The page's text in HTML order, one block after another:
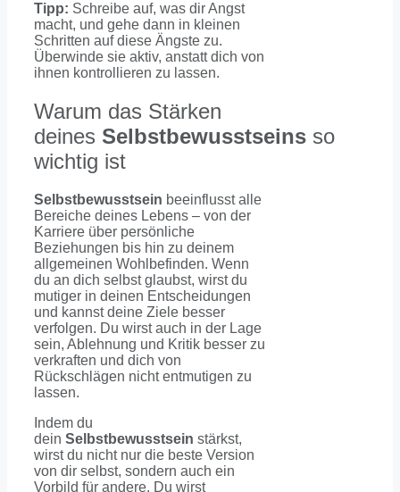
Tipp: Schreibe auf, was dir Angst
macht, und gehe dann in kleinen
Schritten auf diese Ängste zu.
Überwinde sie aktiv, anstatt dich von
ihnen kontrollieren zu lassen.
Warum das Stärken
deines Selbstbewusstseins so
wichtig ist
Selbstbewusstsein beeinflusst alle
Bereiche deines Lebens – von der
Karriere über persönliche
Beziehungen bis hin zu deinem
allgemeinen Wohlbefinden. Wenn
du an dich selbst glaubst, wirst du
mutiger in deinen Entscheidungen
und kannst deine Ziele besser
verfolgen. Du wirst auch in der Lage
sein, Ablehnung und Kritik besser zu
verkraften und dich von
Rückschlägen nicht entmutigen zu
lassen.
Indem du
dein Selbstbewusstsein stärkst,
wirst du nicht nur die beste Version
von dir selbst, sondern auch ein
Vorbild für andere. Du wirst